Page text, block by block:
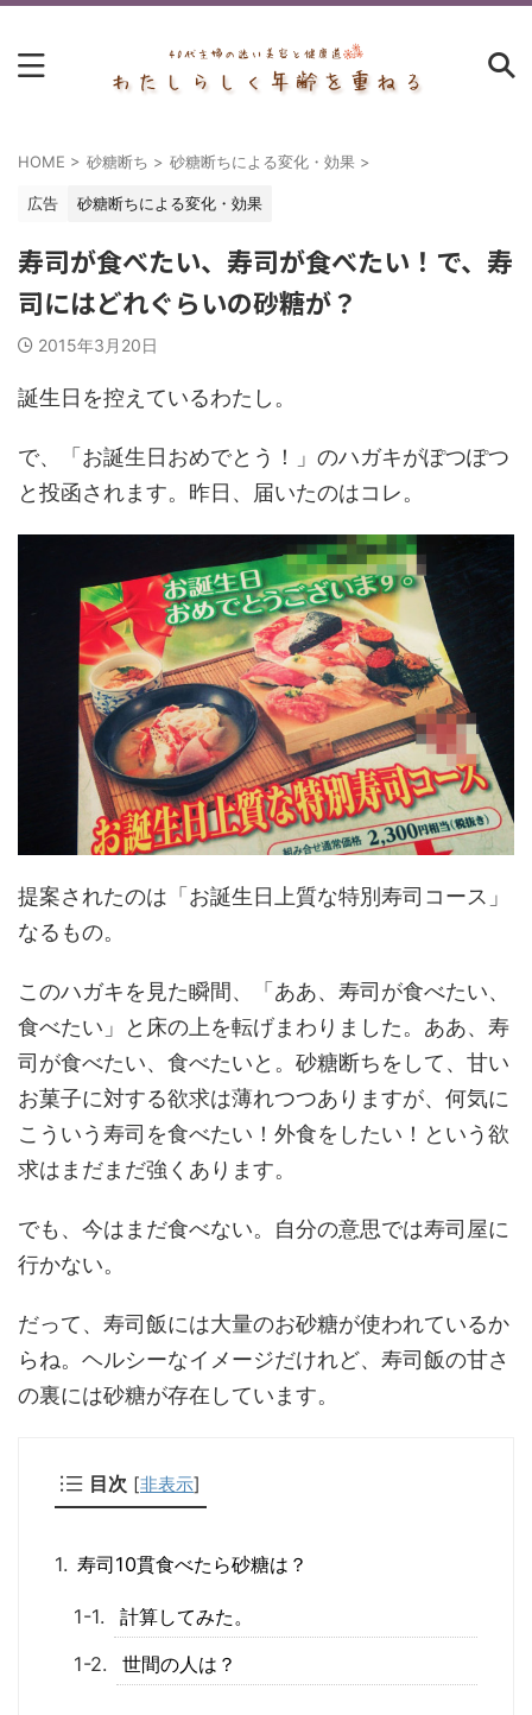
HOME > 砂糖断ち > 砂糖断ちによる変化・効果 >
広告 砂糖断ちによる変化・効果
寿司が食べたい、寿司が食べたい！で、寿
司にはどれぐらいの砂糖が？
2015年3月20日
誕生日を控えているわたし。
で、「お誕生日おめでとう！」のハガキがぽつぽつ
と投函されます。昨日、届いたのはコレ。
提案されたのは「お誕生日上質な特別寿司コース」
なるもの。
このハガキを見た瞬間、「ああ、寿司が食べたい、
食べたい」と床の上を転げまわりました。ああ、寿
司が食べたい、食べたいと。砂糖断ちをして、甘い
お菓子に対する欲求は薄れつつありますが、何気に
こういう寿司を食べたい！外食をしたい！という欲
求はまだまだ強くあります。
でも、今はまだ食べない。自分の意思では寿司屋に
行かない。
だって、寿司飯には大量のお砂糖が使われているか
らね。ヘルシーなイメージだけれど、寿司飯の甘さ
の裏には砂糖が存在しています。
目次 [非表示]
寿司10貫食べたら砂糖は？
計算してみた。
世間の人は？